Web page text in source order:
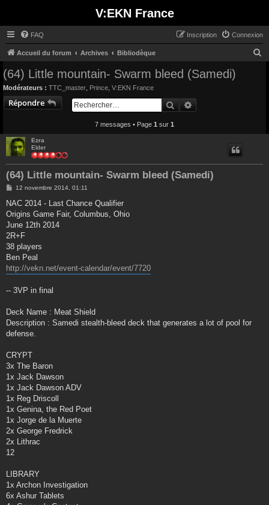
V:EKN France
FAQ Connexion
Inscription
Accueil du forum Archives Bibliodèque
(64) Little mountain- Swarm bleed (Samedi)
Modérateurs : TTC_master Prince V:EKN France
Répondre Rechercher
7 messages • Page 1 sur 1
Ezra
Elder
(64) Little mountain- Swarm bleed (Samedi)
M
s
a
g
12 novembre 2014, 01:11
NAC 2014 - Last Chance Qualifier
Origins Game Fair, Columbus, Ohio
June 12th 2014
2R+F
38 players
Ben Peal
http://vekn.net/event-calendar/event/7720
-- 3VP in final
Deck Name : Meat Shield
Description : Samedi stealth-bleed deck that generates a lot of pool for
defense.
CRYPT
3x The Baron
1x Jack Dawson
1x Jack Dawson ADV
1x Reg Driscoll
1x Genina, the Red Poet
1x Jorge de la Muerte
2x George Fredrick
2x Lithrac
12
LIBRARY
1x Archon Investigation
6x Ashur Tablets